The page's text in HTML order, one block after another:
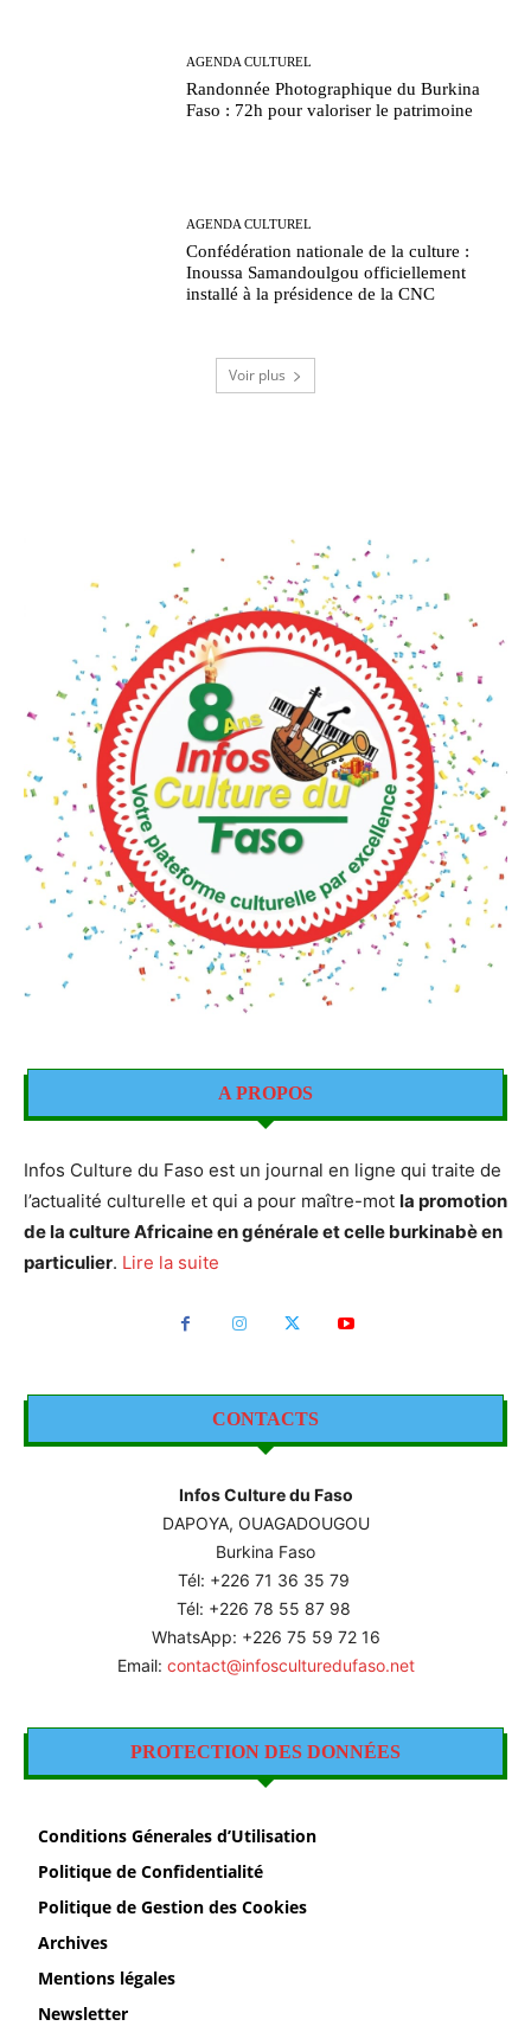
AGENDA CULTUREL
Randonnée Photographique du Burkina
Faso : 72h pour valoriser le patrimoine
AGENDA CULTUREL
Confédération nationale de la culture :
Inoussa Samandoulgou officiellement
installé à la présidence de la CNC
Voir plus
A PROPOS
Infos Culture du Faso est un journal en ligne qui traite de
l’actualité culturelle et qui a pour maître-mot la promotion
de la culture Africaine en générale et celle burkinabè en
particulier. Lire la suite
CONTACTS
Infos Culture du Faso
DAPOYA, OUAGADOUGOU
Burkina Faso
Tél: +226 71 36 35 79
Tél: +226 78 55 87 98
WhatsApp: +226 75 59 72 16
Email: contact@infosculturedufaso.net
PROTECTION DES DONNÉES
Conditions Génerales d’Utilisation
Politique de Confidentialité
Politique de Gestion des Cookies
Archives
Mentions légales
Newsletter